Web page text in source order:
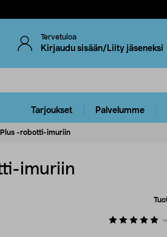
Tervetuloa
Kirjaudu sisään/Liity jäseneksi
Tarjoukset Palvelumme
-robotti-imuriin
imuriin